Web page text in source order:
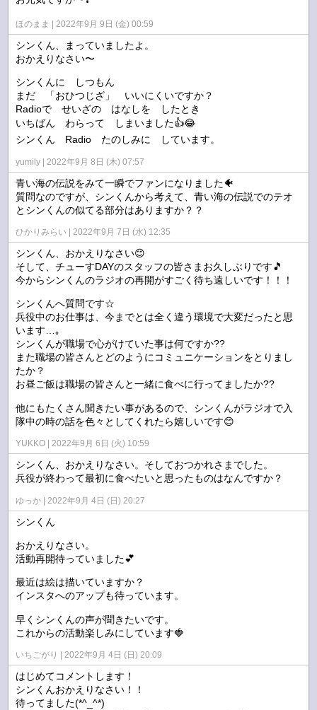
ほのまま 2022年9月 9日 (金) 00:59
シンくん、まっていましたよ。
おかえりなさい〜
シンくんに しつもん
まだ 「おひつじざ」 いいにくいですか？
Radioで せいざの はなしを したとき
いちばん わらって しまいました👍😂
シンくん Radio たのしみに しています。
yumily 2022年9月 8日 (木) 07:57
青い海の伝説をみて一瞬でファンになりました🐠
質問なのですが、シンくんから考えて、青い海の伝説でのテオ
とシンくんの似てる部分はありますか？？
ひかりみらい 2022年9月 7日 (水) 12:35
シンくん、おかえりなさい😊
そして、チューすDAYのスタッフの皆さまお久しぶりです🎵
今からシンくんのラジオの再開がすごく待ち遠しいです！！！
シンくんへ質問です☆
兵役中のお仕事は、今までとは全く違う環境で大変だったと思
います…｡
シンくんが職場で心がけていた事は何ですか??
また職場の皆さんとどのようにコミュニケーションをとりまし
たか？
お昼ご飯は職場の皆さんと一緒に食べに行ってましたか??
他にもたくさん聞きたい事があるので、シンくんがラジオで入
隊中の時の話を色々としてくれたら嬉しいです😊
YUKKO 2022年9月 6日 (火) 10:59
シンくん、おかえりなさい。そしておつかれさまでした。
兵役が終わって最初に食べたいと思ったものはなんですか？
ゆっか 2022年9月 4日 (日) 20:27
シンくん
おかえりなさい。
活動再開待っていました💕
最近は絵は描いていますか？
インスタへのアップも待っています。
早くシンくんの声が聞きたいです。
これからの活動楽しみにしています🍓
いちごがり 2022年9月 4日 (日) 20:09
はじめてコメントします！
シンくんおかえりなさい！！
待ってました(*^_^*)